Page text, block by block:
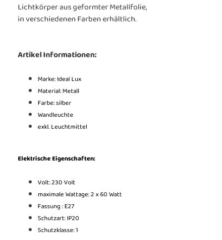
Lichtkörper aus geformter Metallfolie,
in verschiedenen Farben erhältlich.
Artikel Informationen:
Marke: Ideal Lux
Material: Metall
Farbe:silber
Wandleuchte
exkl. Leuchtmittel
Elektrische Eigenschaften:
Volt: 230 Volt
maximale Wattage: 2 x60Watt
Fassung :E27
Schutzart: IP20
Schutzklasse:1